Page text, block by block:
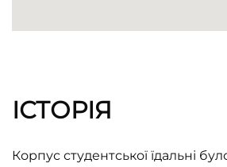
ІСТОРІЯ
Корпус студентської їдальні